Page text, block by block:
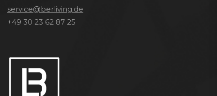
service@berliving.de
+49 30 23 62 87 25